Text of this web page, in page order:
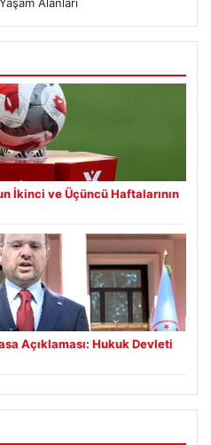
Alanları
İkinci ve Üçüncü Haftalarının
Açıklaması: Hukuk Devleti